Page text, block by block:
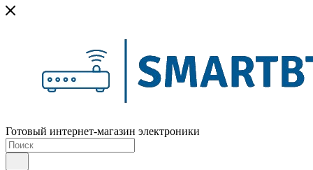
Готовый интернет-магазин электроники